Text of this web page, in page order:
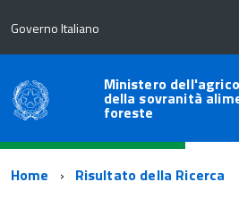
Governo Italiano
Ministero
della sovranità
foreste
Percorso
Home Risultato della Ricerca